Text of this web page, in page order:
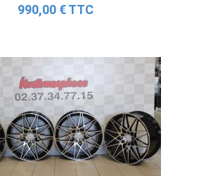
990,00 € TTC